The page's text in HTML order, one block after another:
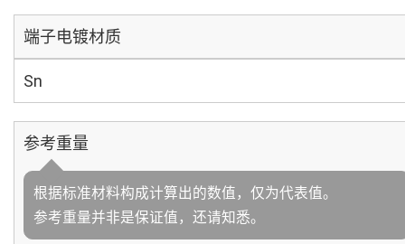
端子电镀材质
Sn
参考重量
根据标准材料构成计算出的数值，仅为代表值。
参考重量并非是保证值，还请知悉。